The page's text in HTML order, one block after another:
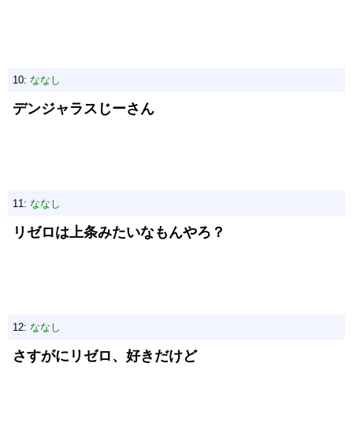
10: ななし
デンジャラスじーさん
11: ななし
リゼロは上条みたいなもんやろ？
12: ななし
さすがにリゼロ、好きだけど